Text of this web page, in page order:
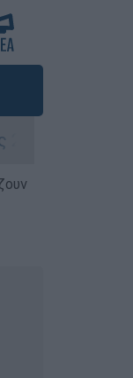
Τα SOS για